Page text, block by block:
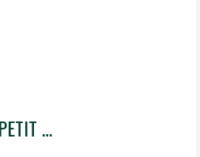
LOCAL ARTISANAL PETIT BUDGET